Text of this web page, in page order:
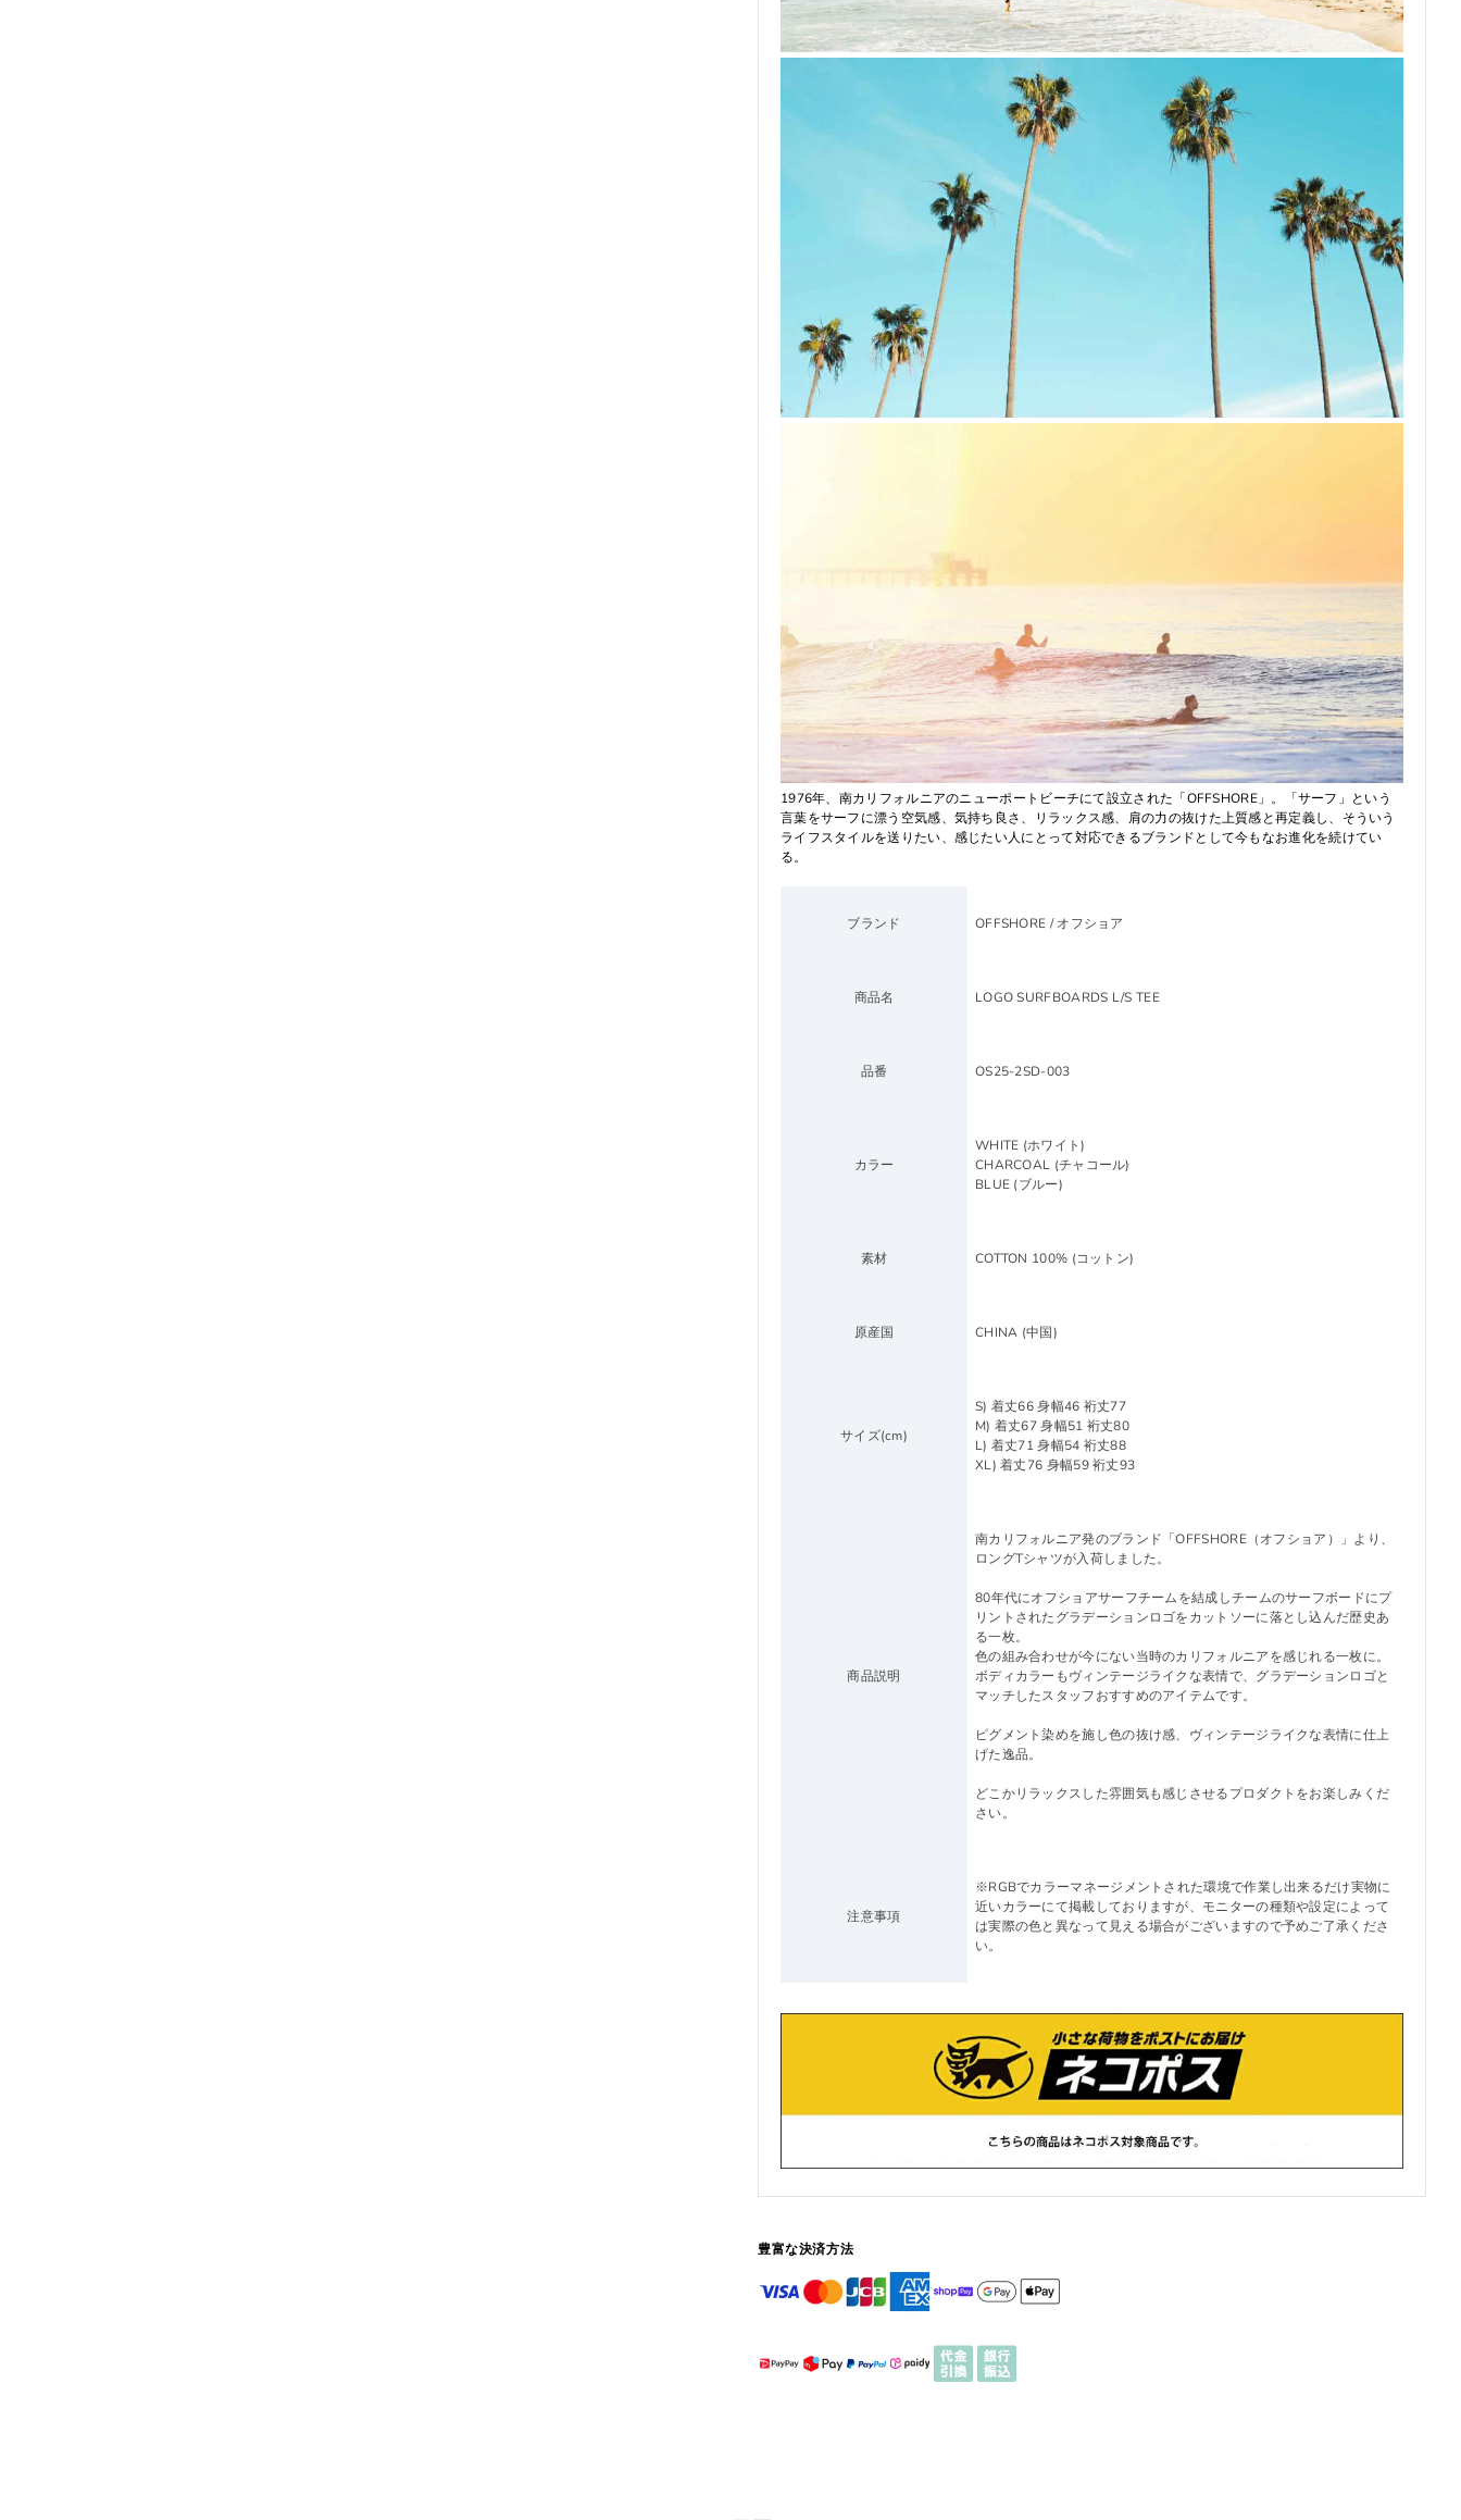
1976年、南カリフォルニアのニューポートビーチにて設立された「OFFSHORE」。「サーフ」という
言葉をサーフに漂う空気感、気持ち良さ、リラックス感、肩の力の抜けた上質感と再定義し、そういう
ライフスタイルを送りたい、感じたい人にとって対応できるブランドとして今もなお進化を続けてい
る。
ブランド OFFSHORE / オフショア
商品名 LOGO SURFBOARDS L/S TEE
品番 OS25-2SD-003
カラー
WHITE (ホワイト)
CHARCOAL (チャコール)
BLUE (ブルー)
素材 COTTON 100% (コットン)
原産国 CHINA (中国)
サイズ(cm)
S) 着丈66 身幅46 裄丈77
M) 着丈67 身幅51 裄丈80
L) 着丈71 身幅54 裄丈88
XL) 着丈76 身幅59 裄丈93
商品説明
南カリフォルニア発のブランド「OFFSHORE（オフショア）」より、
ロングTシャツが入荷しました。
80年代にオフショアサーフチームを結成しチームのサーフボードにプ
リントされたグラデーションロゴをカットソーに落とし込んだ歴史あ
る一枚。
色の組み合わせが今にない当時のカリフォルニアを感じれる一枚に。
ボディカラーもヴィンテージライクな表情で、グラデーションロゴと
マッチしたスタッフおすすめのアイテムです。
ピグメント染めを施し色の抜け感、ヴィンテージライクな表情に仕上
げた逸品。
どこかリラックスした雰囲気も感じさせるプロダクトをお楽しみくだ
さい。
注意事項
※RGBでカラーマネージメントされた環境で作業し出来るだけ実物に
近いカラーにて掲載しておりますが、モニターの種類や設定によって
は実際の色と異なって見える場合がございますので予めご了承くださ
い。
豊富な決済方法